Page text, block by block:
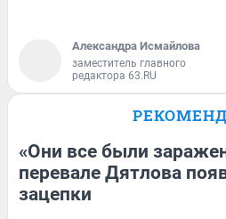
Александра Исмайлова
заместитель главного
редактора 63.RU
«Они все были
перевале Дятлова
зацепки